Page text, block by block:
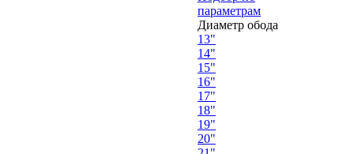
параметрам
Диаметр обода
13"
14"
15"
16"
17"
18"
19"
20"